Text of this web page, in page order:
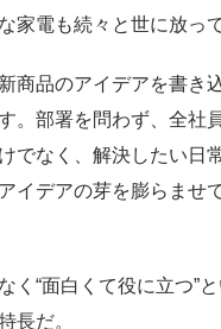
家電も続々と世に放っ
商品のアイデアを書
。部署を問わず、全社
でなく、解決したい日
イデアの芽を膨らませ
く“面白くて役に立つ”
長だ。